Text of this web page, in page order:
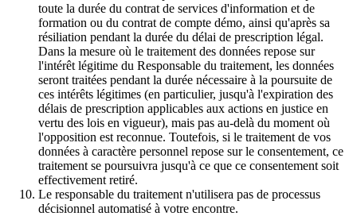
toute la durée du contrat de services d'information et de
formation ou du contrat de compte démo, ainsi qu'après sa
résiliation pendant la durée du délai de prescription légal.
Dans la mesure où le traitement des données repose sur
l'intérêt légitime du Responsable du traitement, les données
seront traitées pendant la durée nécessaire à la poursuite de
ces intérêts légitimes (en particulier, jusqu'à l'expiration des
délais de prescription applicables aux actions en justice en
vertu des lois en vigueur), mais pas au-delà du moment où
l'opposition est reconnue. Toutefois, si le traitement de vos
données à caractère personnel repose sur le consentement, ce
traitement se poursuivra jusqu'à ce que ce consentement soit
effectivement retiré.
Le responsable du traitement n'utilisera pas de processus
décisionnel automatisé à votre encontre.